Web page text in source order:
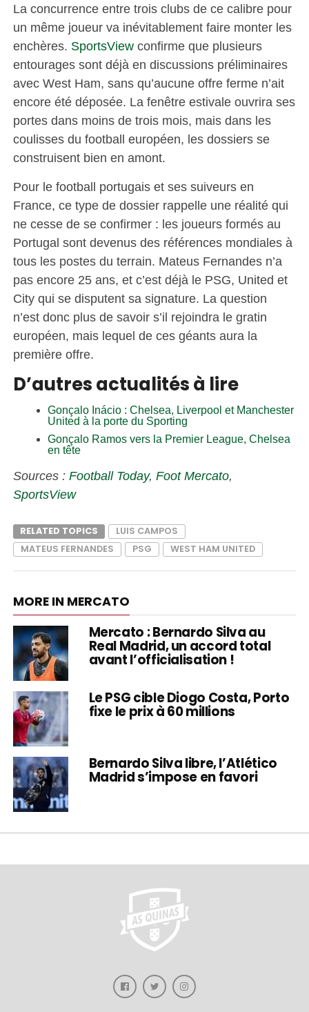
La concurrence entre trois clubs de ce calibre pour
un même joueur va inévitablement faire monter les
enchères. SportsViewconfirme que plusieurs
entourages sont déjà en discussions préliminaires
avec West Ham, sans qu’aucune offre ferme n’ait
encore été déposée. La fenêtre estivale ouvrira ses
portes dans moins de trois mois, mais dans les
coulisses du football européen, les dossiers se
construisent bien en amont.
Pour le football portugais et ses suiveurs en
France, ce type de dossier rappelle une réalité qui
ne cesse de se confirmer : les joueurs formés au
Portugal sont devenus des références mondiales à
tous les postes du terrain. Mateus Fernandes n’a
pas encore 25 ans, et c’est déjà le PSG, United et
City qui se disputent sa signature. La question
n’est donc plus de savoir s’il rejoindra le gratin
européen, mais lequel de ces géants aura la
première offre.
D’autres actualités à lire
Gonçalo Inácio : Chelsea, Liverpool et Manchester
United à la porte du Sporting
Gonçalo Ramos vers la Premier League, Chelsea
en tête
Sources : Football Today, Foot Mercato,
SportsView
RELATED TOPICS
LUIS CAMPOS
MATEUS FERNANDES
PSG WEST HAM UNITED
MORE IN MERCATO
Mercato : Bernardo Silva au
Real Madrid, un accord total
avant l’officialisation !
Le PSG cible Diogo Costa, Porto
fixe le prix à 60 millions
Bernardo Silva libre, l’Atlético
Madrid s’impose en favori